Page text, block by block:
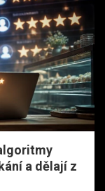
a dělají z